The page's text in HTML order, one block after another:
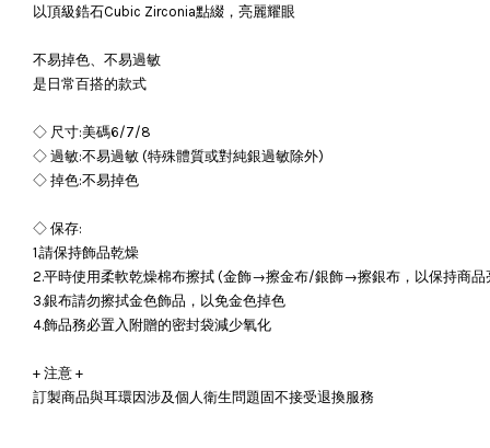
以頂級鋯石Cubic Zirconia點綴，亮麗耀眼
不易掉色、不易過敏
是日常百搭的款式
◇ 尺寸:美碼6/7/8
◇ 過敏:不易過敏 (特殊體質或對純銀過敏除外)
◇ 掉色:不易掉色
◇ 保存:
1.請保持飾品乾燥
2.平時使用柔軟乾燥棉布擦拭 (金飾→擦金布/銀飾→擦銀布，以保持商品
3.銀布請勿擦拭金色飾品，以免金色掉色
4.飾品務必置入附贈的密封袋減少氧化
+ 注意 +
訂製商品與耳環因涉及個人衛生問題固不接受退換服務